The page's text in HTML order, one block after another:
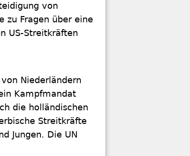
von
zu Fragen über eine
US-Streitkräften
von Niederländern
Kampfmandat
die holländischen
Streitkräfte
Jungen. Die UN